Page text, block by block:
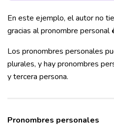
En este ejemplo, el autor no
gracias al pronombre personal
Los pronombres personales
plurales, y hay pronombres
y tercera persona.
Pronombres personales